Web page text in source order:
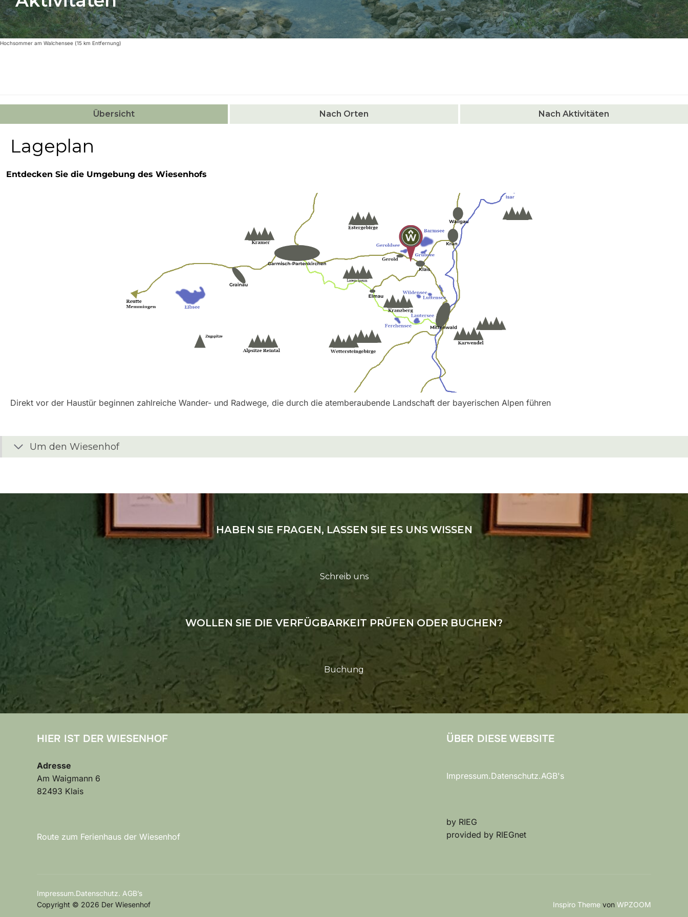
Hochsommer am Walchensee (15 km Entfernung)
Übersicht Nach Orten Nach Aktivitäten
Lageplan
Entdecken Sie die Umgebung des Wiesenhofs
Direkt vor der Haustür beginnen zahlreiche Wander- und Radwege, die durch die atemberaubende Landschaft der bayerischen Alpen führen
Um den Wiesenhof
HABEN SIE FRAGEN, LASSEN SIE ES UNS WISSEN
Schreib uns
WOLLEN SIE DIE VERFÜGBARKEIT PRÜFEN ODER BUCHEN?
Buchung
HIER IST DER WIESENHOF
Adresse
Am Waigmann 6
82493 Klais
Route zum Ferienhaus der Wiesenhof
ÜBER DIESE WEBSITE
Impressum.Datenschutz.AGB's
by RIEG
provided by RIEGnet
Impressum.Datenschutz. AGB’s
Copyright © 2026 Der Wiesenhof
Inspiro Theme von WPZOOM